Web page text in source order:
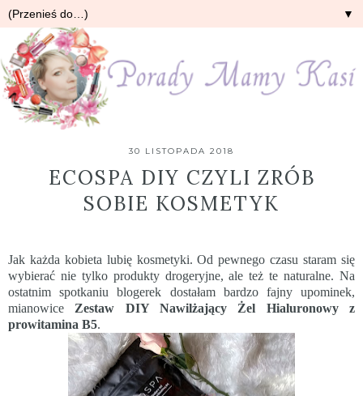
▼
30 LISTOPADA 2018
ECOSPA DIY CZYLI ZRÓB
SOBIE KOSMETYK
Jak każda kobieta lubię kosmetyki. Od pewnego czasu staram się
wybierać nie tylko produkty drogeryjne, ale też te naturalne. Na
ostatnim spotkaniu blogerek dostałam bardzo fajny upominek,
mianowice Zestaw DIY Nawilżający Żel Hialuronowy z
prowitamina B5.